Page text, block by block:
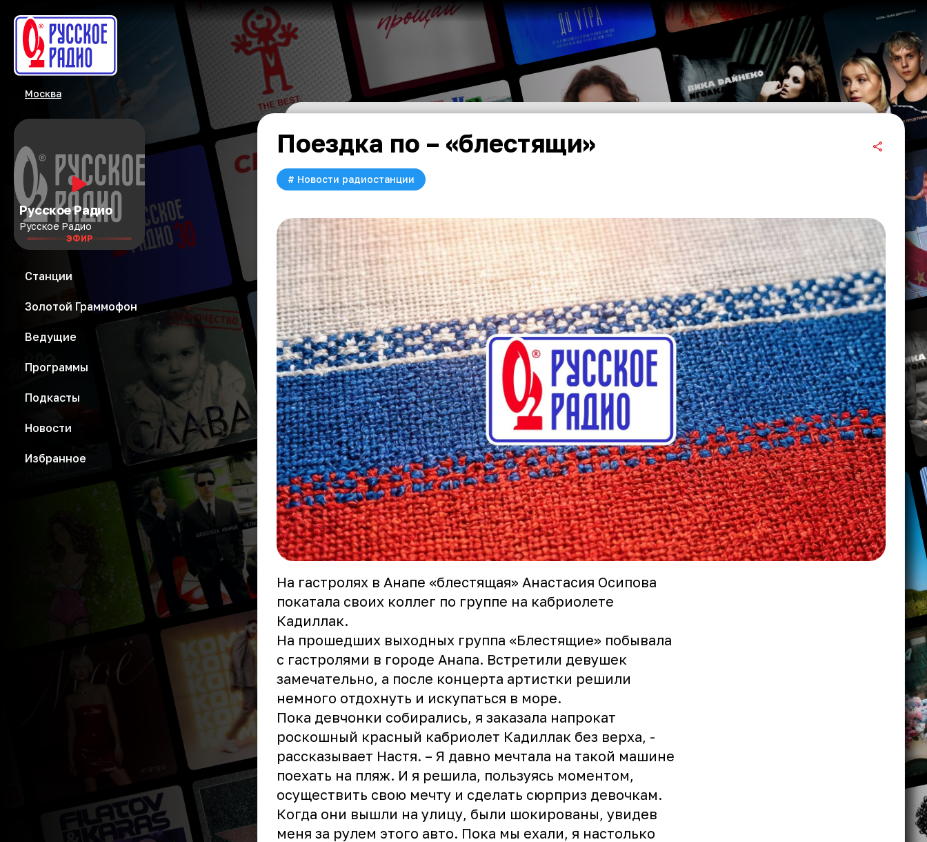
Москва
Русское Радио
Русское Радио
ЭФИР
Станции
Золотой Граммофон
Ведущие
Программы
Подкасты
Новости
Избранное
Поездка по – «блестящи»
# Новости радиостанции
На гастролях в Анапе «блестящая» Анастасия Осипова
покатала своих коллег по группе на кабриолете
Кадиллак.
На прошедших выходных группа «Блестящие» побывала
с гастролями в городе Анапа. Встретили девушек
замечательно, а после концерта артистки решили
немного отдохнуть и искупаться в море.
Пока девчонки собирались, я заказала напрокат
роскошный красный кабриолет Кадиллак без верха, -
рассказывает Настя. – Я давно мечтала на такой машине
поехать на пляж. И я решила, пользуясь моментом,
осуществить свою мечту и сделать сюрприз девочкам.
Когда они вышли на улицу, были шокированы, увидев
меня за рулем этого авто. Пока мы ехали, я настолько